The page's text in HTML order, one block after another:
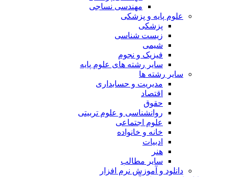
مهندسی نساجی
علوم پایه و پزشکی
پزشکی
زیست شناسی
شیمی
فیزیک و نجوم
سایر رشته های علوم پایه
سایر رشته ها
مدیریت و حسابداری
اقتصاد
حقوق
روانشناسی و علوم تربیتی
علوم اجتماعی
خانه و خانواده
ادبیات
هنر
سایر مطالب
دانلود و آموزش نرم افزار